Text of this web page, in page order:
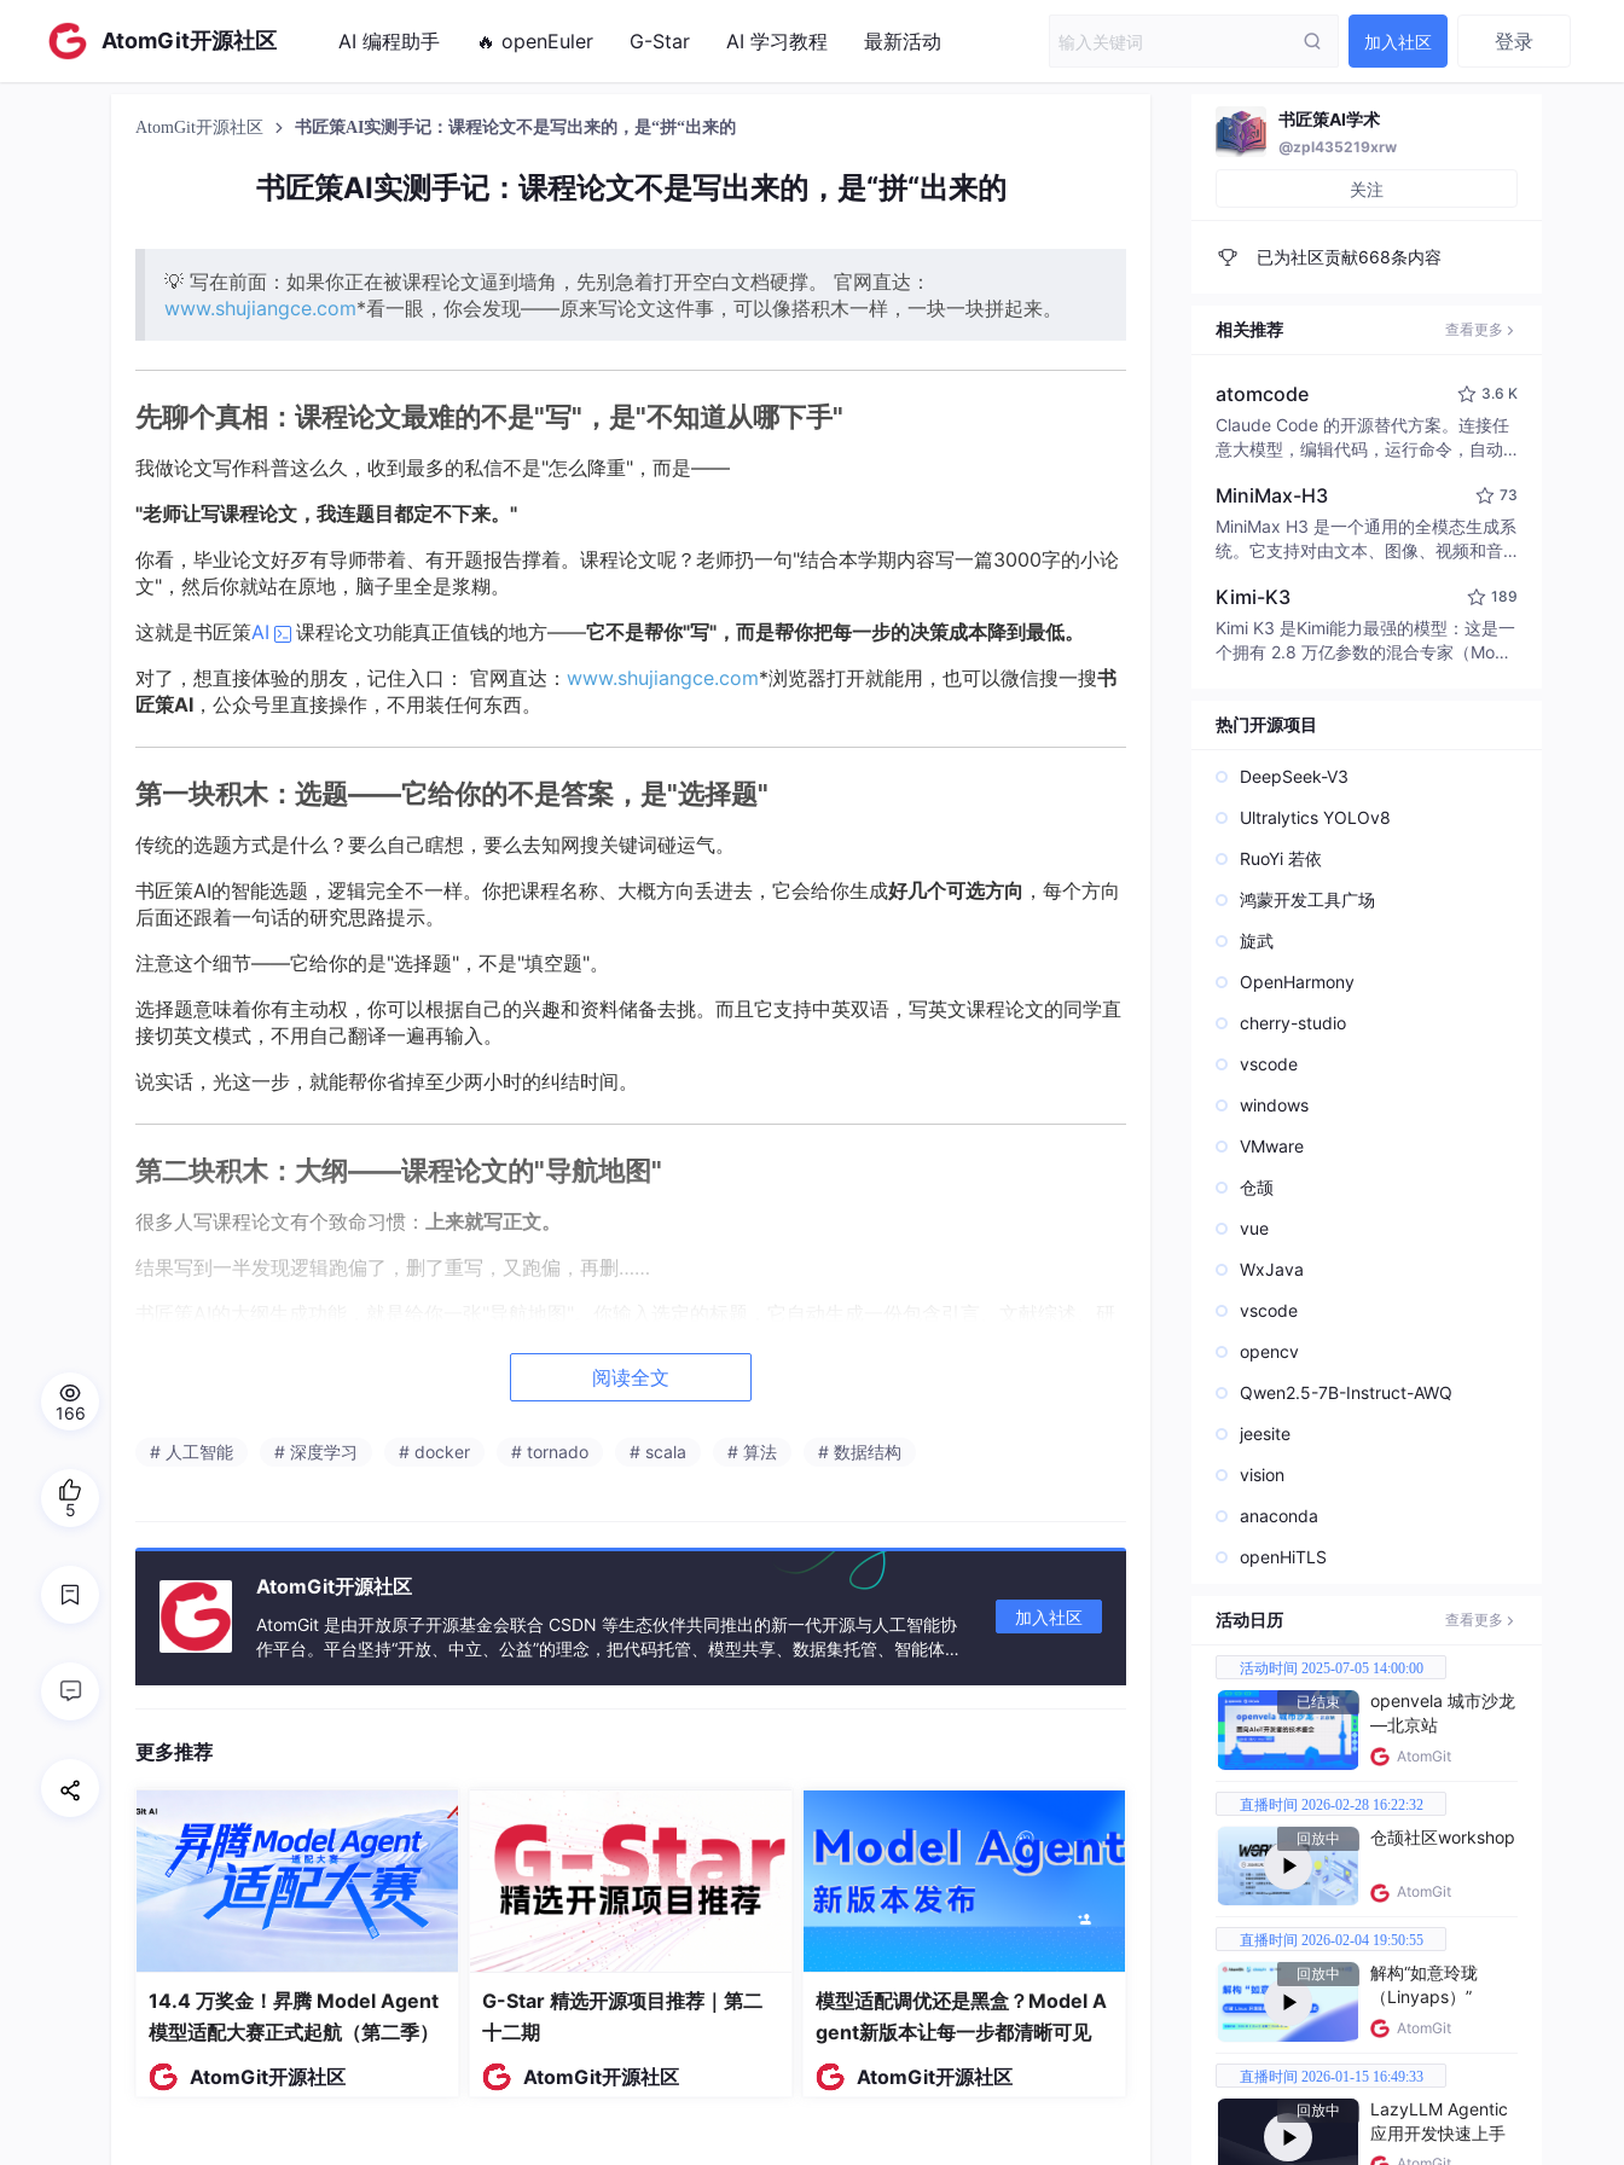
AtomGit开源社区 AI 编程助手 🔥 openEuler G-Star AI 学习教程 最新活动 加入社区 登录
AtomGit开源社区 书匠策AI实测手记：课程论文不是写出来的，是“拼“出来的
书匠策AI实测手记：课程论文不是写出来的，是“拼“出来的
💡 写在前面：如果你正在被课程论文逼到墙角，先别急着打开空白文档硬撑。 官网直达：
www.shujiangce.com*看一眼，你会发现——原来写论文这件事，可以像搭积木一样，一块一块拼起来。
先聊个真相：课程论文最难的不是"写"，是"不知道从哪下手"
我做论文写作科普这么久，收到最多的私信不是"怎么降重"，而是——
"老师让写课程论文，我连题目都定不下来。"
你看，毕业论文好歹有导师带着、有开题报告撑着。课程论文呢？老师扔一句"结合本学期内容写一篇3000字的小论
文"，然后你就站在原地，脑子里全是浆糊。
这就是书匠策AI 课程论文功能真正值钱的地方——它不是帮你"写"，而是帮你把每一步的决策成本降到最低。
对了，想直接体验的朋友，记住入口： 官网直达： www.shujiangce.com*浏览器打开就能用，也可以微信搜一搜书
匠策AI ，公众号里直接操作，不用装任何东西。
第一块积木：选题——它给你的不是答案，是"选择题"
传统的选题方式是什么？要么自己瞎想，要么去知网搜关键词碰运气。
书匠策AI的智能选题，逻辑完全不一样。你把课程名称、大概方向丢进去，它会给你生成好几个可选方向 ，每个方向
后面还跟着一句话的研究思路提示。
注意这个细节——它给你的是"选择题"，不是"填空题"。
选择题意味着你有主动权，你可以根据自己的兴趣和资料储备去挑。而且它支持中英双语，写英文课程论文的同学直
接切英文模式，不用自己翻译一遍再输入。
说实话，光这一步，就能帮你省掉至少两小时的纠结时间。
第二块积木：大纲——课程论文的"导航地图"
很多人写课程论文有个致命习惯： 上来就写正文。
结果写到一半发现逻辑跑偏了，删了重写，又跑偏，再删……
你可以在大纲页面手动勾选"是否需要图表/公式/代码"。
好。写计算机类课程论文需要展示代码，同样一键勾选。
第三块积木：文献与内容——开题报告都能"接住"
课程论文虽然篇幅短，但参考文献是硬指标，少了直接扣分。
书匠策AI自带参考文献匹配功能，生成论文的同时自动关联相关文献，支持标准格式导出。你不用再打开知网一条一
更实用的是——
如果你已经写了开题报告，或者老师给了开题模板，直接传上去，AI会基于你已有的内容继续往下生成，不会让你推
翻重来。
这一点对课程论文太友好了。毕竟很多课程论文本质上就是开题报告的"扩展版"，能无缝衔接，效率直接翻倍。
第四块积木：格式——最后一公里也不用你操心
内容写完了，格式对不上？别笑，这是课程论文翻车率最高的环节。
每个老师的格式要求都不一样，有的要APA，有的要GB/T 7714，有的自己搞一套模板。
阅读全文
# 人工智能 # 深度学习 # docker # tornado # scala # 算法 # 数据结构
AtomGit开源社区
AtomGit 是由开放原子开源基金会联合 CSDN 等生态伙伴共同推出的新一代开源与人工智能协
作平台。平台坚持“开放、中立、公益”的理念，把代码托管、模型共享、数据集托管、智能体开
加入社区
更多推荐
14.4 万奖金！昇腾 Model Agent
模型适配大赛正式起航（第二季）
AtomGit开源社区
G-Star 精选开源项目推荐｜第二
十二期
AtomGit开源社区
模型适配调优还是黑盒？Model A
gent新版本让每一步都清晰可见
AtomGit开源社区
166
5
书匠策AI学术
@zpl435219xrw
关注
已为社区贡献668条内容
相关推荐 查看更多
atomcode 3.6 K
Claude Code 的开源替代方案。连接任
意大模型，编辑代码，运行命令，自动
致性能。 ｜ An open-source alternativ
e to Claude Code. Connect any LLM,
edit code, run commands, and verify
MiniMax-H3 73
MiniMax H3 是一个通用的全模态生成系
统。它支持对由文本、图像、视频和音
并能生成分辨率高达 2K、时长可达 15
秒的带原生立体声音频的视频。得益于
面向任务泛化的系统设计，H3 在预训练
模态指令。
Kimi-K3 189
Kimi K3 是Kimi能力最强的模型：这是一
个拥有 2.8 万亿参数的混合专家（Mo
热门开源项目
DeepSeek-V3
Ultralytics YOLOv8
RuoYi 若依
鸿蒙开发工具广场
旋武
OpenHarmony
cherry-studio
vscode
windows
VMware
仓颉
vue
WxJava
vscode
opencv
Qwen2.5-7B-Instruct-AWQ
jeesite
vision
anaconda
openHiTLS
活动日历 查看更多
活动时间 2025-07-05 14:00:00
已结束
openvela 城市沙龙
—北京站
AtomGit
直播时间 2026-02-28 16:22:32
回放中
仓颉社区workshop
AtomGit
直播时间 2026-02-04 19:50:55
回放中
解构“如意玲珑
（Linyaps）”
AtomGit
直播时间 2026-01-15 16:49:33
回放中
LazyLLM Agentic
应用开发快速上手